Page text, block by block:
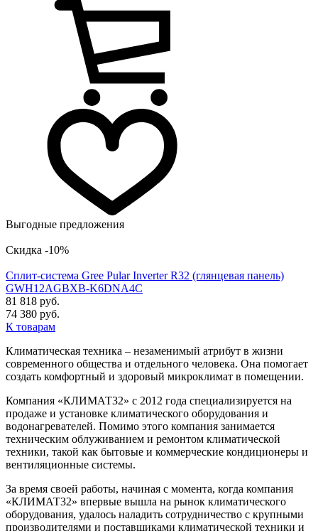
Выгодные предложения
Скидка -10%
Сплит-система Gree Pular Inverter R32 (глянцевая панель)
GWH12AGBXB-K6DNA4C
81 818 руб.
74 380 руб.
К товарам
Климатическая техника – незаменимый атрибут в жизни
современного общества и отдельного человека. Она помогает
создать комфортный и здоровый микроклимат в помещении.
Компания «КЛИМАТ32» с 2012 года специализируется на
продаже и установке климатического оборудования и
водонагревателей. Помимо этого компания занимается
техническим облуживанием и ремонтом климатической
техники, такой как бытовые и коммерческие кондиционеры и
вентиляционные системы.
За время своей работы, начиная с момента, когда компания
«КЛИМАТ32» впервые вышла на рынок климатического
оборудования, удалось наладить сотрудничество с крупными
производителями и поставщиками климатической техники и